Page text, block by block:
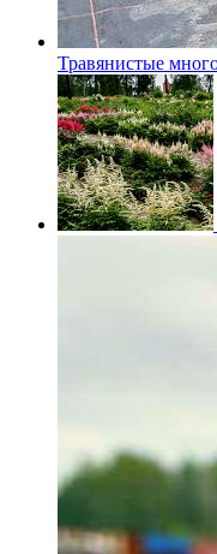
Травянистые